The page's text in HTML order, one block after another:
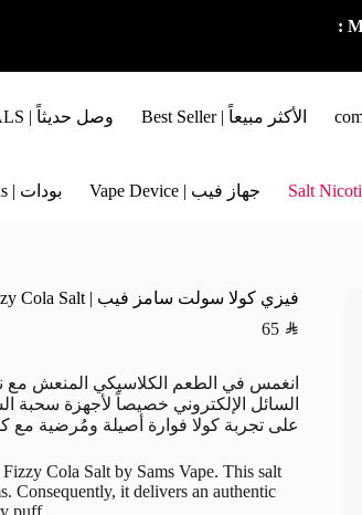
الأكثر مبيعاً | Best Seller وصل حديثاً | NEW ARRIVALS
جهاز فيب | Vape Device بودات | Pods
فيزي كولا سولت سامز فيب | Sams Vape Fizzy Cola Salt
65 SAR
انغمس في الطعم الكلاسيكي المنعش
على تجربة كولا فوارة أصيلة ومُرضية مع
Cola Salt by Sams Vape. This salt
Consequently, it delivers an authentic
puff.